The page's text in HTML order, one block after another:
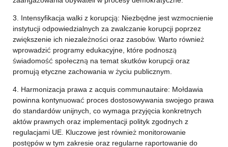
3. Intensyfikacja walki z korupcją: Niezbędne jest wzmocnienie
instytucji odpowiedzialnych za zwalczanie korupcji poprzez
zwiększenie ich niezależności oraz zasobów. Warto również
wprowadzić programy edukacyjne, które podnoszą
świadomość społeczną na temat skutków korupcji oraz
promują etyczne zachowania w życiu publicznym.
4. Harmonizacja prawa z acquis communautaire: Mołdawia
powinna kontynuować proces dostosowywania swojego prawa
do standardów unijnych, co wymaga przyjęcia konkretnych
aktów prawnych oraz implementacji polityk zgodnych z
regulacjami UE. Kluczowe jest również monitorowanie
postępów w tym zakresie oraz regularne raportowanie do